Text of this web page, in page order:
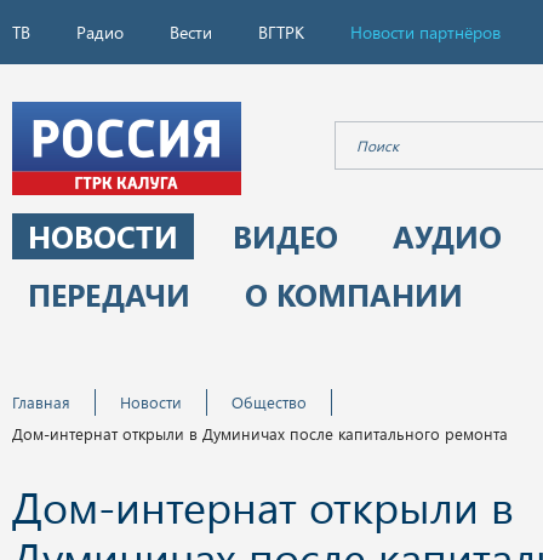
ТВ Радио Вести ВГТРК Новости партнёров
НОВОСТИ ВИДЕО
АУДИО
ПЕРЕДАЧИ
О КОМПАНИИ
Главная Новости
Общество
Дом-интернат открыли в Думиничах после капитального ремонта
Дом-интернат открыли в